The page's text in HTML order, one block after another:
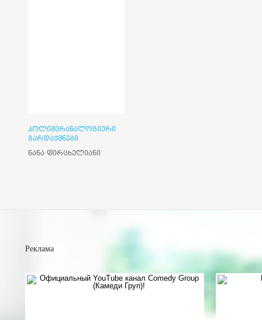
პოლიმერანალოგიური
გარდაქმნები
ნანა ფირცხელიანი
Реклама